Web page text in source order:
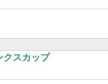
クスカップ